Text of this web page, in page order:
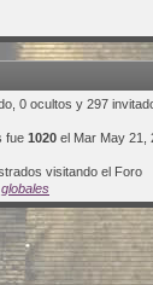
0 ocultos y 297
fue 1020 el Mar May 21,
visitando el Foro